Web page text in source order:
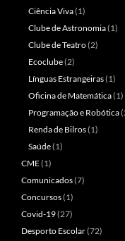
Ciência Viva(1)
Clube de Astronomia(1)
Clube de Teatro(2)
Ecoclube(2)
Línguas Estrangeiras(1)
Oficina de Matemática(1)
Programação e Robótica
Renda de Bilros(1)
Saúde(1)
CME(1)
Comunicados(7)
Concursos(1)
Covid-19(27)
Desporto Escolar(72)